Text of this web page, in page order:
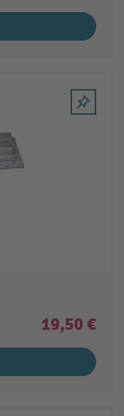
19,50 €